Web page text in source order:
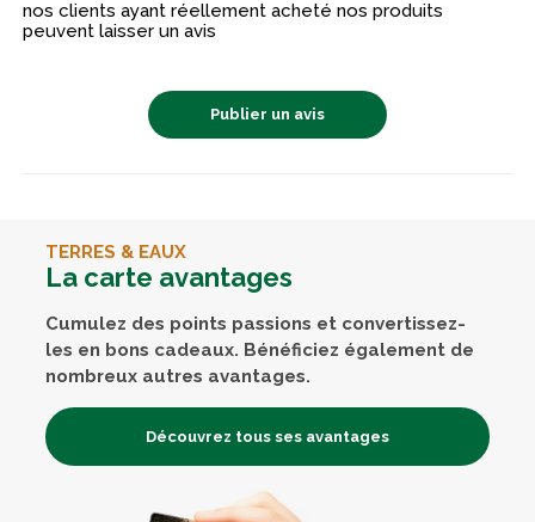
nos clients ayant réellement acheté nos produits
peuvent laisser un avis
Publier un avis
TERRES & EAUX
La carte avantages
Cumulez des points passions et convertissez-
les en bons cadeaux. Bénéficiez également de
nombreux autres avantages.
Découvrez tous ses avantages